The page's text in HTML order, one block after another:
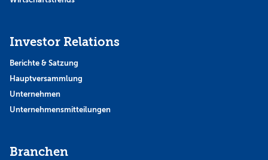
Investor Relations
Berichte & Satzung
Hauptversammlung
Unternehmen
Unternehmensmitteilungen
Branchen